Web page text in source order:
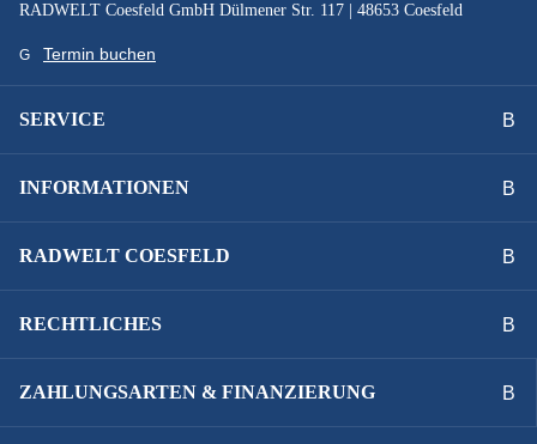
RADWELT Coesfeld GmbH Dülmener Str. 117 | 48653 Coesfeld
Termin buchen
SERVICE
INFORMATIONEN
RADWELT COESFELD
RECHTLICHES
ZAHLUNGSARTEN & FINANZIERUNG